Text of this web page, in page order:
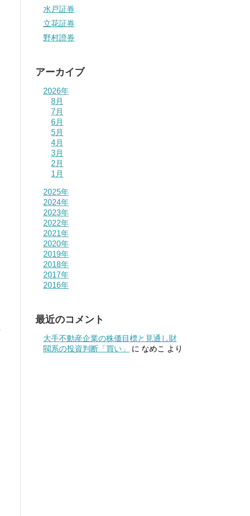
水戸証券
立花証券
野村證券
アーカイブ
2026年
8月
7月
6月
5月
4月
3月
2月
1月
2025年
2024年
2023年
2022年
2021年
2020年
2019年
2018年
2017年
2016年
最近のコメント
大手不動産企業の株価目標と見通し財
閥系の投資判断「買い」
に なめこ より